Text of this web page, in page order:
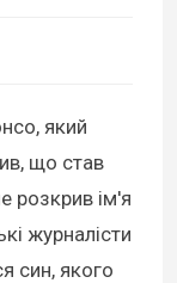
який
що став
розкрив ім'я
журналісти
син, якого